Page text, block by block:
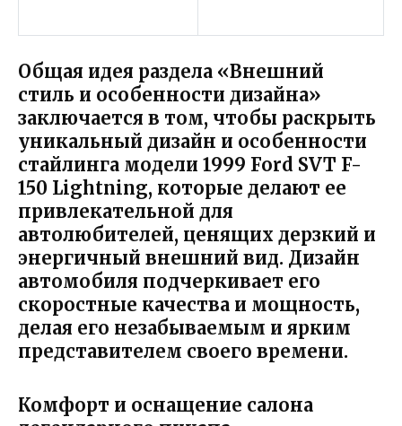
Общая идея раздела «Внешний
стиль и особенности дизайна»
заключается в том, чтобы раскрыть
уникальный дизайн и особенности
стайлинга модели 1999 Ford SVT F-
150 Lightning, которые делают ее
привлекательной для
автолюбителей, ценящих дерзкий и
энергичный внешний вид. Дизайн
автомобиля подчеркивает его
скоростные качества и мощность,
делая его незабываемым и ярким
представителем своего времени.
Комфорт и оснащение салона